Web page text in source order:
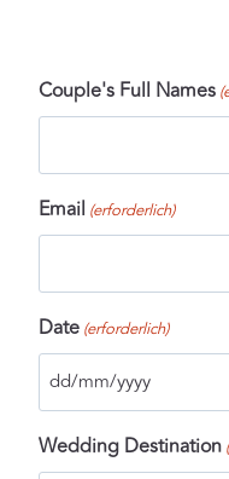
Couple's Full Names
Email (erforderlich)
Date (erforderlich)
T
S
Wedding Destination